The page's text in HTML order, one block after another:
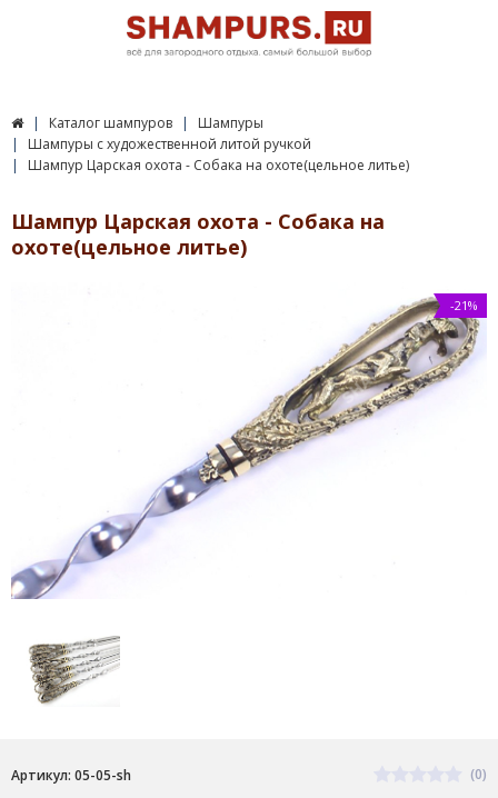
Каталог шампуров
Шампуры
Шампуры c художественной литой ручкой
Шампур Царская охота - Собака на охоте(цельное литье)
Шампур Царская охота - Собака на
охоте(цельное литье)
-21%
Артикул: 05-05-sh (0)